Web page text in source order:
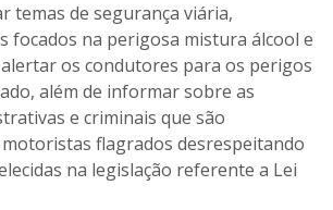
temas de segurança viária,
focados na perigosa mistura álcool e
alertar os condutores para os perigos
além de informar sobre as
e criminais que são
flagrados desrespeitando
na legislação referente a Lei